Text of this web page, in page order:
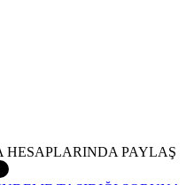
HESAPLARINDA PAYLAŞ